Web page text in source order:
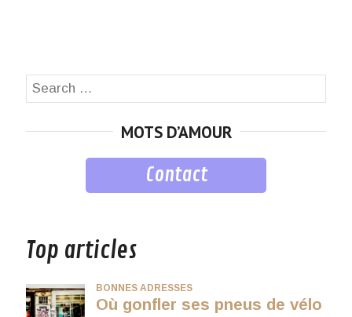
Search
MOTS D’AMOUR
Contact
Top articles